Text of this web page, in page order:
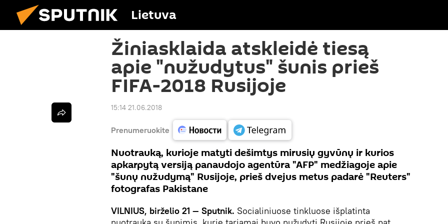
Lietuva
Žiniasklaida atskleidė tiesą
apie "nužudytus" šunis prieš
FIFA-2018 Rusijoje
15:14 21.06.2018
Prenumeruokite
Nuotrauką, kurioje matyti dešimtys mirusių gyvūnų ir kurios
apkarpytą versiją panaudojo agentūra "AFP" medžiagoje apie
"šunų nužudymą" Rusijoje, prieš dvejus metus padarė "Reuters"
fotografas Pakistane
VILNIUS, birželio 21 — Sputnik. Socialiniuose tinkluose išplatinta